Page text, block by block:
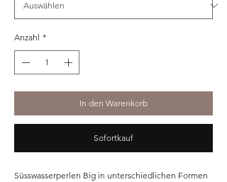
Anzahl *
In den Warenkorb
Sofortkauf
Süsswasserperlen Big in unterschiedlichen Formen